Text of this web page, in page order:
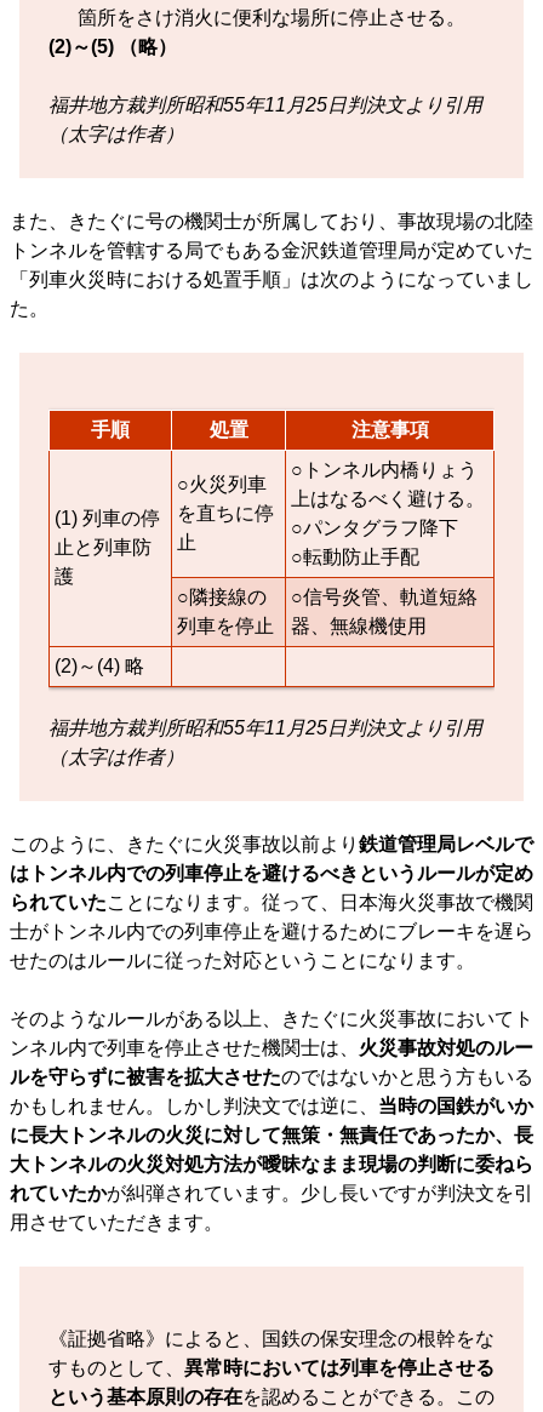
箇所をさけ消火に便利な場所に停止させる。
(2)～(5) （略）
福井地方裁判所昭和55年11月25日判決文より引用
（太字は作者）
また、きたぐに号の機関士が所属しており、事故現場の北陸
トンネルを管轄する局でもある金沢鉄道管理局が定めていた
「列車火災時における処置手順」は次のようになっていまし
た。
手順 処置 注意事項
(1) 列車の停
止と列車防
護
○火災列車
を直ちに停
止
○トンネル内橋りょう
上はなるべく避ける。
○パンタグラフ降下
○転動防止手配
○隣接線の
列車を停止
○信号炎管、軌道短絡
器、無線機使用
(2)～(4) 略
福井地方裁判所昭和55年11月25日判決文より引用
（太字は作者）
このように、きたぐに火災事故以前より 鉄道管理局レベルで
はトンネル内での列車停止を避けるべきというルールが定め
られていたことになります。従って、日本海火災事故で機関
士がトンネル内での列車停止を避けるためにブレーキを遅ら
せたのはルールに従った対応ということになります。
そのようなルールがある以上、きたぐに火災事故においてト
ンネル内で列車を停止させた機関士は、 火災事故対処のルー
ルを守らずに被害を拡大させたのではないかと思う方もいる
かもしれません。しかし判決文では逆に、 当時の国鉄がいか
に長大トンネルの火災に対して無策・無責任であったか、長
大トンネルの火災対処方法が曖昧なまま現場の判断に委ねら
れていたかが糾弾されています。少し長いですが判決文を引
用させていただきます。
《証拠省略》によると、国鉄の保安理念の根幹をな
すものとして、 異常時においては列車を停止させる
という基本原則の存在を認めることができる。この